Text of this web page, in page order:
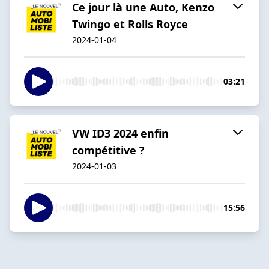
Ce jour là une Auto, Kenzo
Twingo et Rolls Royce
2024-01-04
03:21
VW ID3 2024 enfin
compétitive ?
2024-01-03
15:56